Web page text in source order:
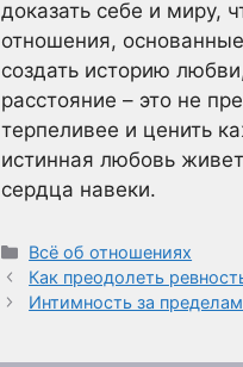
доказать себе и миру,
отношения,
создать историю
расстояние – это не
терпеливее и ценить
истинная любовь
сердца навеки.
Рубрики
Всё об отношениях
Как преодолеть
Интимность за